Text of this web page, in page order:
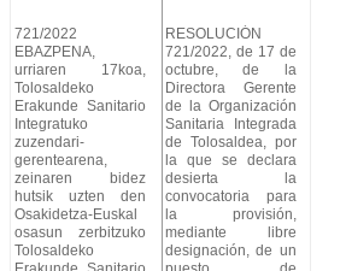
721/2022
EBAZPENA,
urriaren 17koa,
Tolosaldeko
Erakunde Sanitario
Integratuko
zuzendari-
gerentearena,
zeinaren bidez
hutsik uzten den
Osakidetza-Euskal
osasun zerbitzuko
Tolosaldeko
RESOLUCIÓN
721/2022, de 17 de
octubre, de la
Directora Gerente
de la Organización
Sanitaria Integrada
de Tolosaldea, por
la que se declara
desierta la
convocatoria para
la provisión,
mediante libre
designación, de un